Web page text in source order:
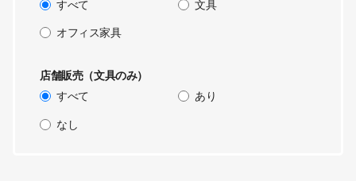
すべて
文具
オフィス家具
店舗販売（文具のみ）
すべて
あり
なし